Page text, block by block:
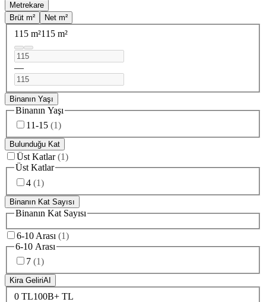
Metrekare
Brüt m²
Net m²
115 m²115 m²
—
Binanın Yaşı
Binanın Yaşı
11-15 (1)
Bulunduğu Kat
Üst Katlar (1)
Üst Katlar
4 (1)
Binanın Kat Sayısı
Binanın Kat Sayısı
6-10 Arası (1)
6-10 Arası
7 (1)
Kira GeliriAI
0 TL100B+ TL